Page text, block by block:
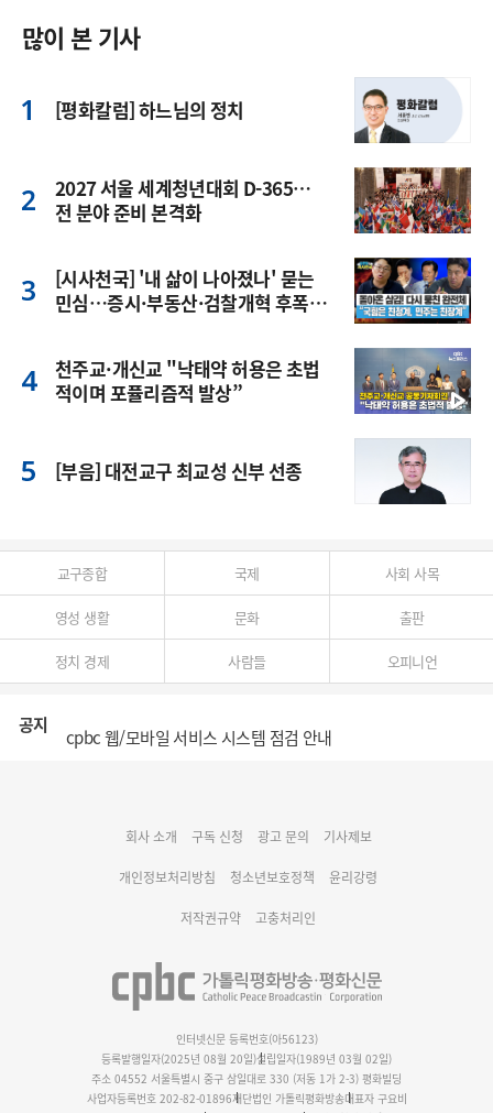
많이 본 기사
[평화칼럼] 하느님의 정치
2027 서울 세계청년대회 D-365…
전 분야 준비 본격화
[시사천국] '내 삶이 나아졌나' 묻는
민심…증시·부동산·검찰개혁 후폭
천주교·개신교 "낙태약 허용은 초법
적이며 포퓰리즘적 발상”
[부음] 대전교구 최교성 신부 선종
교구종합 국제 사회 사목
영성 생활 문화 출판
정치 경제 사람들 오피니언
공지 cpbc 웹/모바일 서비스 시스템 점검 안내
명동 미디어큐브 & 1898 미디어월 공모전 수상작 발표
회사 소개 구독 신청 광고 문의 기사제보
개인정보처리방침 청소년보호정책 윤리강령
저작권규약 고충처리인
인터넷신문 등록번호(아56123)
등록발행일자(2025년 08월 20일)설립일자(1989년 03월 02일)
주소 04552 서울특별시 중구 삼일대로 330 (저동 1가 2-3) 평화빌딩
사업자등록번호 202-82-01896재단법인 가톨릭평화방송대표자 구요비